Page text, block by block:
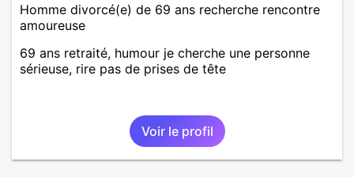
Homme divorcé(e) de 69 ans recherche rencontre
amoureuse
69 ans retraité, humour je cherche une personne
sérieuse, rire pas de prises de tête
Voir le profil